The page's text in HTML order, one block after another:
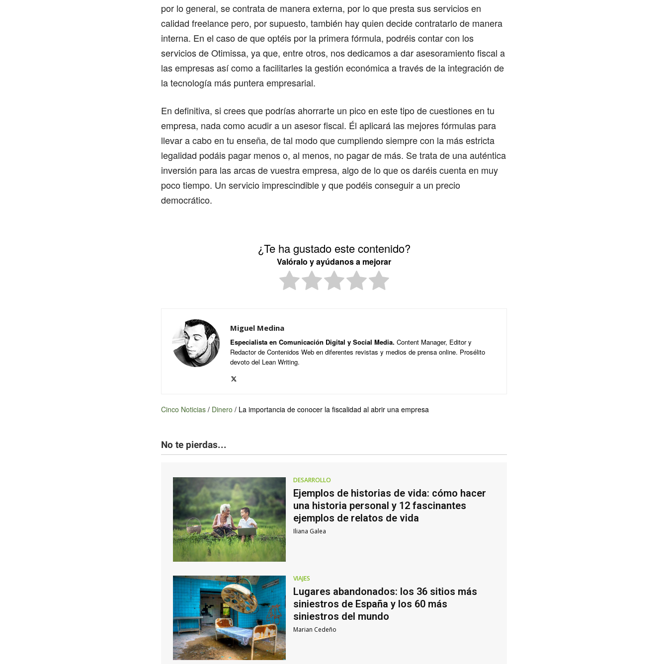
por lo general, se contrata de manera externa, por lo que presta sus servicios en
calidad freelance pero, por supuesto, también hay quien decide contratarlo de manera
interna. En el caso de que optéis por la primera fórmula, podréis contar con los
servicios de Otimissa, ya que, entre otros, nos dedicamos a dar asesoramiento fiscal a
las empresas así como a facilitarles la gestión económica a través de la integración de
la tecnología más puntera empresarial.
En definitiva, si crees que podrías ahorrarte un pico en este tipo de cuestiones en tu
empresa, nada como acudir a un asesor fiscal. Él aplicará las mejores fórmulas para
llevar a cabo en tu enseña, de tal modo que cumpliendo siempre con la más estricta
legalidad podáis pagar menos o, al menos, no pagar de más. Se trata de una auténtica
inversión para las arcas de vuestra empresa, algo de lo que os daréis cuenta en muy
poco tiempo. Un servicio imprescindible y que podéis conseguir a un precio
democrático.
¿Te ha gustado este contenido?
Valóralo y ayúdanos a mejorar
Miguel Medina
Especialista en Comunicación Digital y Social Media. Content Manager, Editor y
Redactor de Contenidos Web en diferentes revistas y medios de prensa online. Prosélito
devoto del Lean Writing.
Cinco Noticias / Dinero / La importancia de conocer la fiscalidad al abrir una empresa
No te pierdas...
DESARROLLO
Ejemplos de historias de vida: cómo hacer
una historia personal y 12 fascinantes
ejemplos de relatos de vida
Iliana Galea
VIAJES
Lugares abandonados: los 36 sitios más
siniestros de España y los 60 más
siniestros del mundo
Marian Cedeño